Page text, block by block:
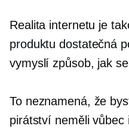
Realita internetu je
produktu dostatečná
vymyslí způsob, jak
To neznamená, že
pirátství neměli